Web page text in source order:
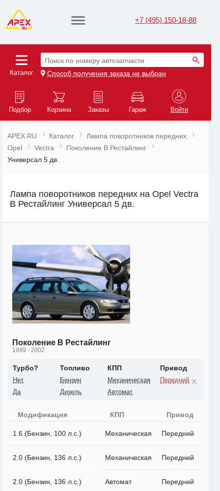
+7 (495) 150-18-88
Каталог
Поиск по номеру автозапчасти
Способ получения заказа не выбран
Подбор Корзина Заказы Гараж Войти
APEX.RU Каталог
Лампа поворотников передних
Opel
Vectra
Поколение B Рестайлинг
Универсал 5 дв.
Лампа поворотников передних на Opel Vectra
B Рестайлинг Универсал 5 дв.
Поколение B Рестайлинг
1999 - 2002
Турбо?
Нет
Да
Топливо
Бензин
Дизель
КПП
Механическая
Автомат
Привод
Передний
Модификация КПП Привод
1.6 (Бензин, 100 л.с.) Механическая Передний
2.0 (Бензин, 136 л.с.) Механическая Передний
2.0 (Бензин, 136 л.с.) Автомат Передний